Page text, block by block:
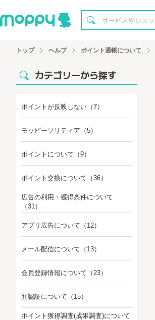
トップ ヘルプ ポイント通帳について
カテゴリーから探す
ポイントが反映しない （7）
モッピーソリティア （5）
ポイントについて （9）
ポイント交換について （36）
広告の利用・獲得条件について
（31）
アプリ広告について （12）
メール配信について （13）
会員登録情報について （23）
顔認証について （15）
ポイント獲得調査(成果調査)について